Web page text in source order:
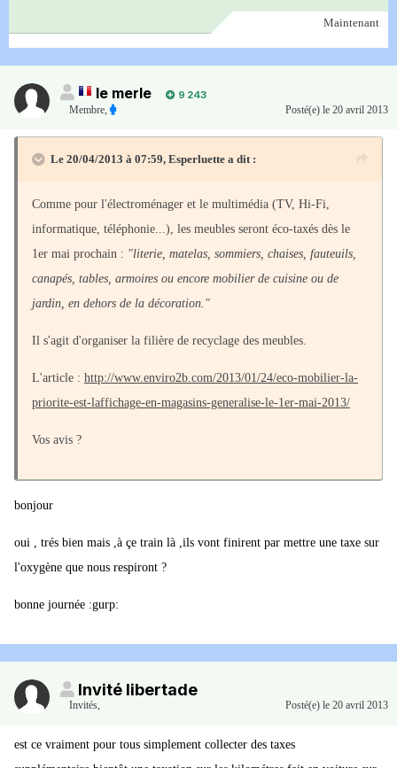
Maintenant
le merle
9 243
Membre, Posté(e) le 20 avril 2013
Le 20/04/2013 à 07:59, Esperluette a dit :
Comme pour l'électroménager et le multimédia (TV, Hi-Fi,
informatique, téléphonie...), les meubles seront éco-taxés dès le
1er mai prochain : "literie, matelas, sommiers, chaises, fauteuils,
canapés, tables, armoires ou encore mobilier de cuisine ou de
jardin, en dehors de la décoration."
Il s'agit d'organiser la filière de recyclage des meubles.
L'article : http://www.enviro2b.com/2013/01/24/eco-mobilier-la-
priorite-est-laffichage-en-magasins-generalise-le-1er-mai-2013/
Vos avis ?
bonjour
oui , trés bien mais ,à çe train là ,ils vont finirent par mettre une taxe sur
l'oxygène que nous respiront ?
bonne journée :gurp:
Invité libertade
Invités, Posté(e) le 20 avril 2013
est ce vraiment pour tous simplement collecter des taxes